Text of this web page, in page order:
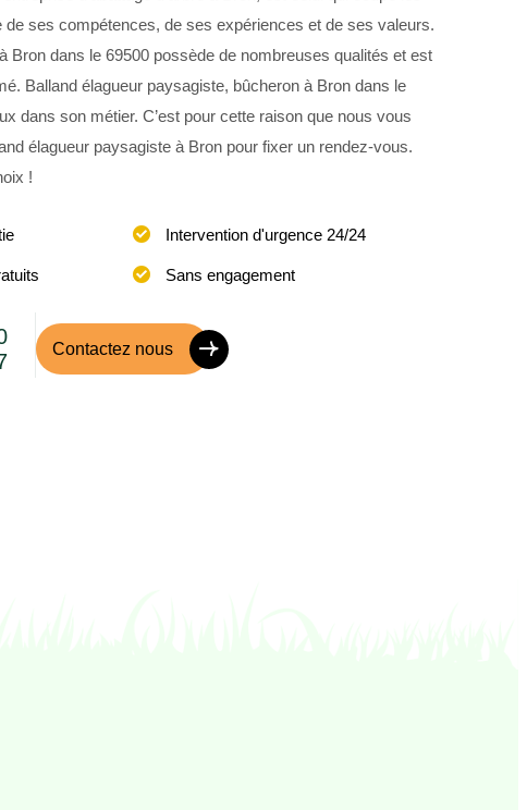
ses compétences, de ses expériences et de ses valeurs.
Bron dans le 69500 possède de nombreuses qualités et est
Balland élagueur paysagiste, bûcheron à Bron dans le
dans son métier. C’est pour cette raison que nous vous
élagueur paysagiste à Bron pour fixer un rendez-vous.
!
Intervention d'urgence 24/24
Sans engagement
Contactez nous